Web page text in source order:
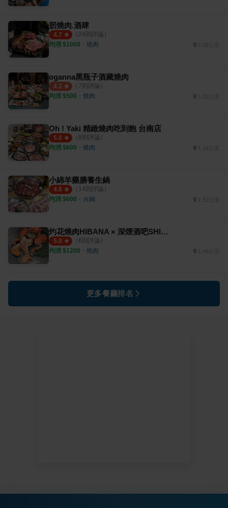
肕燒肉.酒肆
4.7 （ 24則評論）
均消 $1000 ・ 燒肉
oganna黑瓶子酒藏燒肉
4.1 （ 7則評論）
均消 $500 ・ 燒肉
Oh ! Yaki 精緻燒肉吃到飽 台南店
5.0 （ 8則評論）
均消 $600 ・ 燒肉 1.14公里
小綿羊藥膳養生鍋
4.8 （ 14則評論）
均消 $600 ・ 火鍋 1.52公里
灼花燒肉HIBANA × 深煙酒吧SHINEN
5.0 （ 6則評論）
均消 $1200 ・ 燒肉 1.46公里
更多餐廳排名